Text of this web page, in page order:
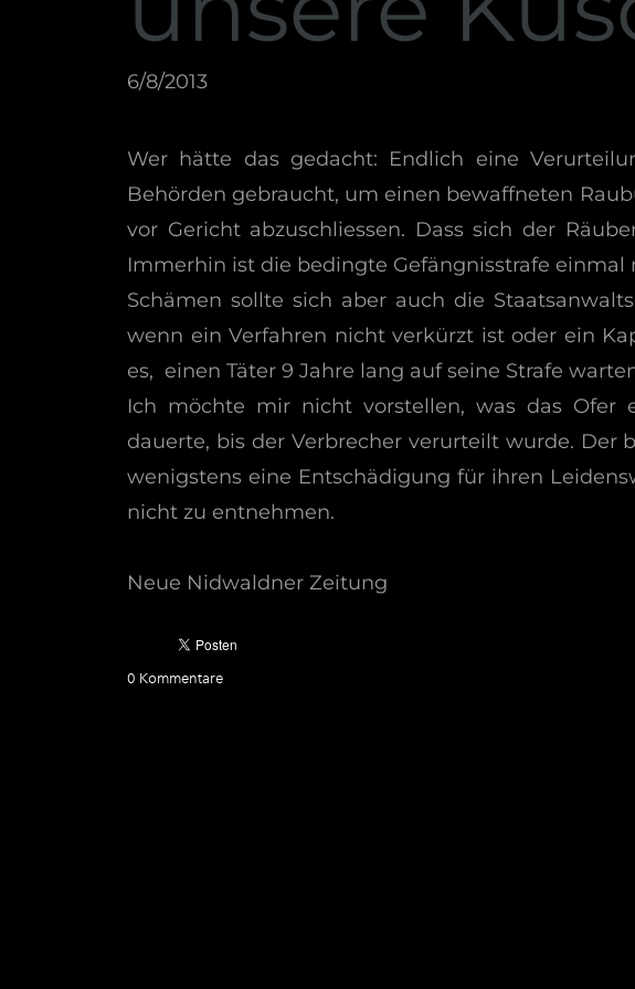
6/8/2013
Wer hätte das gedacht: Endlich eine
Behörden gebraucht, um einen bewaffneten
vor Gericht abzuschliessen. Dass sich der
Immerhin ist die bedingte Gefängnisstrafe
Schämen sollte sich aber auch die
wenn ein Verfahren nicht verkürzt ist oder ein
es, einen Täter 9 Jahre lang auf seine Strafe
Ich möchte mir nicht vorstellen, was das Ofer
dauerte, bis der Verbrecher verurteilt wurde. Der
wenigstens eine Entschädigung für ihren
nicht zu entnehmen.
Neue Nidwaldner Zeitung
0 Kommentare